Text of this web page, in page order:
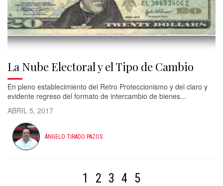
La Nube Electoral y el Tipo de Cambio
En pleno establecimiento del Retro Proteccionismo y del claro y
evidente regreso del formato de intercambio de bienes...
ABRIL 5, 2017
ÁNGELO TIRADO PAZOS
1 2 3 4 5